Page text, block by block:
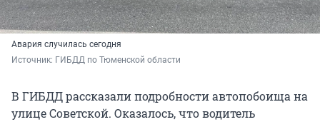
Авария случилась сегодня
Источник: ГИБДД по Тюменской области
В ГИБДД рассказали подробности автопобоища на
улице Советской. Оказалось, что водитель